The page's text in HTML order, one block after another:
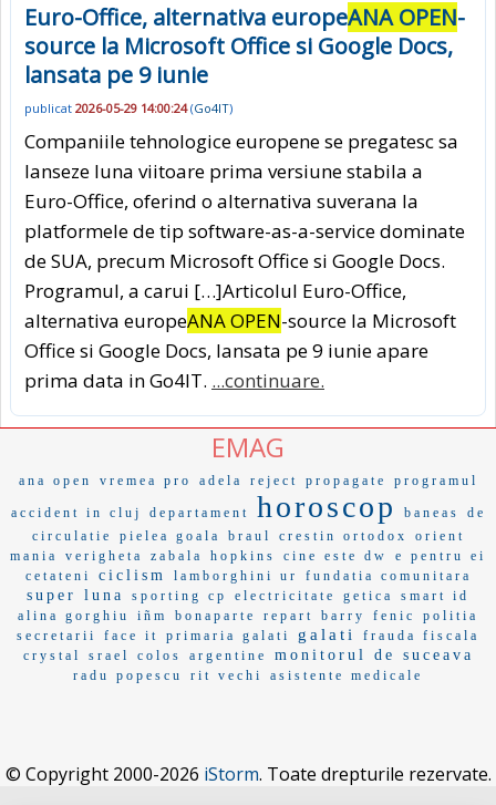
Euro-Office, alternativa europeANA OPEN-
source la Microsoft Office si Google Docs,
lansata pe 9 iunie
publicat 2026-05-29 14:00:24(Go4IT)
Companiile tehnologice europene se pregatesc sa
lanseze luna viitoare prima versiune stabila a
Euro-Office, oferind o alternativa suverana la
platformele de tip software-as-a-service dominate
de SUA, precum Microsoft Office si Google Docs.
Programul, a carui […]Articolul Euro-Office,
alternativa europeANA OPEN-source la Microsoft
Office si Google Docs, lansata pe 9 iunie apare
prima data in Go4IT. ...continuare.
EMAG
ana open vremea pro adela reject propagate programul
accident in cluj departament horoscop baneas
de
circulatie
pielea goala braul crestin ortodox
orient
mania
verigheta zabala hopkins cine este dw
e pentru ei
cetateni
ciclism lamborghini ur fundatia comunitara
super luna sporting cp electricitate getica
smart id
alina gorghiu
iñm bonaparte repart barry fenic
politia
secretarii
face it primaria galati galati
frauda fiscala
crystal
srael colos argentine monitorul de suceava
radu popescu rit vechi asistente medicale
© Copyright 2000-2026 iStorm. Toate drepturile rezervate.